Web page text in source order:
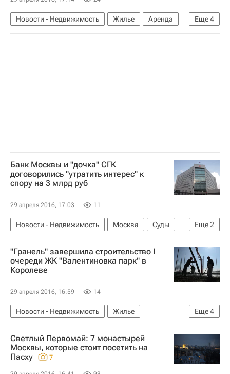
Еще4
Новости - Недвижимость Жилье
Аренда
ВТБ (банк)
АИЖК
Банк Москвы и "дочка" СГК
договорились "утратить интерес" к
спору на 3 млрд руб
29 апреля 2016, 17:03 11
Еще2
Новости - Недвижимость Москва
Суды
Банк Москвы
Россия
"Гранель" завершила строительство I
очереди ЖК "Валентиновка парк" в
Королеве
29 апреля 2016, 16:59 14
Еще4
Новости - Недвижимость
Жилье
Строительство
Гранель
Московская область (Подмосковье)
Светлый Первомай: 7 монастырей
Москвы, которые стоит посетить на
Пасху
7